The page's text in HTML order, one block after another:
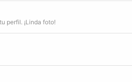
perfil. ¡Linda foto!